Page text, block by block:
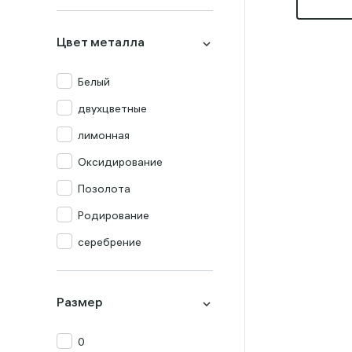
Перламутр
Празиолит
Прочие
Раух-топаз
Родолит
Рубин
Сапфир
Топаз
Хризолит
Цвет металла
Белый
двухцветные
лимонная
Оксидирование
Позолота
Родирование
серебрение
Размер
0